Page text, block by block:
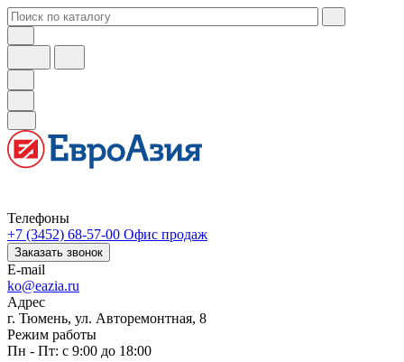
Телефоны
+7 (3452) 68-57-00 Офис продаж
Заказать звонок
E-mail
ko@eazia.ru
Адрес
г. Тюмень, ул. Авторемонтная, 8
Режим работы
Пн - Пт: с 9:00 до 18:00